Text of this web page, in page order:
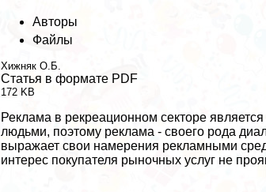
Авторы
Файлы
Хижняк О.Б.
Статья в формате PDF
172 KB
Реклама в рекреационном секторе
людьми, поэтому реклама - своего рода
выражает свои намерения рекламными
интерес покупателя рыночных услуг не